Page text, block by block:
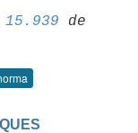
15.939 de